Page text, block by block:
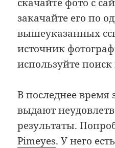
закачайте его по
вышеуказанных
источник
используйте
В последнее время
выдают
результаты.
Pimeyes. У него